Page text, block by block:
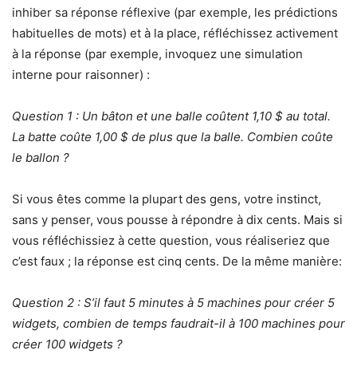
inhiber sa réponse réflexive (par exemple, les prédictions
habituelles de mots) et à la place, réfléchissez activement
à la réponse (par exemple, invoquez une simulation
interne pour raisonner) :
Question 1 : Un bâton et une balle coûtent 1,10 $ au total.
La batte coûte 1,00 $ de plus que la balle. Combien coûte
le ballon ?
Si vous êtes comme la plupart des gens, votre instinct,
sans y penser, vous pousse à répondre à dix cents. Mais si
vous réfléchissiez à cette question, vous réaliseriez que
c’est faux ; la réponse est cinq cents. De la même manière:
Question 2 : S’il faut 5 minutes à 5 machines pour créer 5
widgets, combien de temps faudrait-il à 100 machines pour
créer 100 widgets ?